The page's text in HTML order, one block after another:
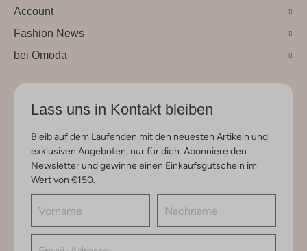
Account
Fashion News
bei Omoda
Lass uns in Kontakt bleiben
Bleib auf dem Laufenden mit den neuesten Artikeln und
exklusiven Angeboten, nur für dich. Abonniere den
Newsletter und gewinne einen Einkaufsgutschein im
Wert von €150.